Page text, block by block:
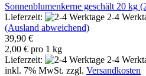
Sonnenblumenkerne geschält 20 kg
Lieferzeit:
2-4
(Ausland abweichend)
39,90 €
2,00 € pro 1 kg
Lieferzeit:
2-4
inkl. 7% MwSt. zzgl. Versandkosten